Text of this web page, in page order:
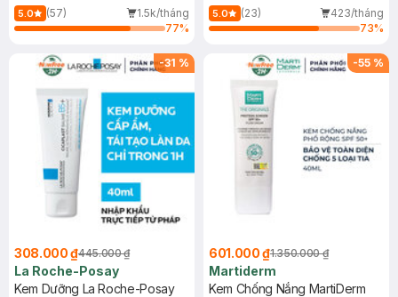
Dầu 500ml
5.0 (57)
1.5k/tháng
77%
(Mới)
5.0 (23)
423/tháng
73%
-31 %
308.000 ₫445.000 ₫
La Roche-Posay
Kem Dưỡng La Roche-Posay
-55 %
601.000 ₫1.350.000 ₫
Martiderm
Kem Chống Nắng MartiDerm